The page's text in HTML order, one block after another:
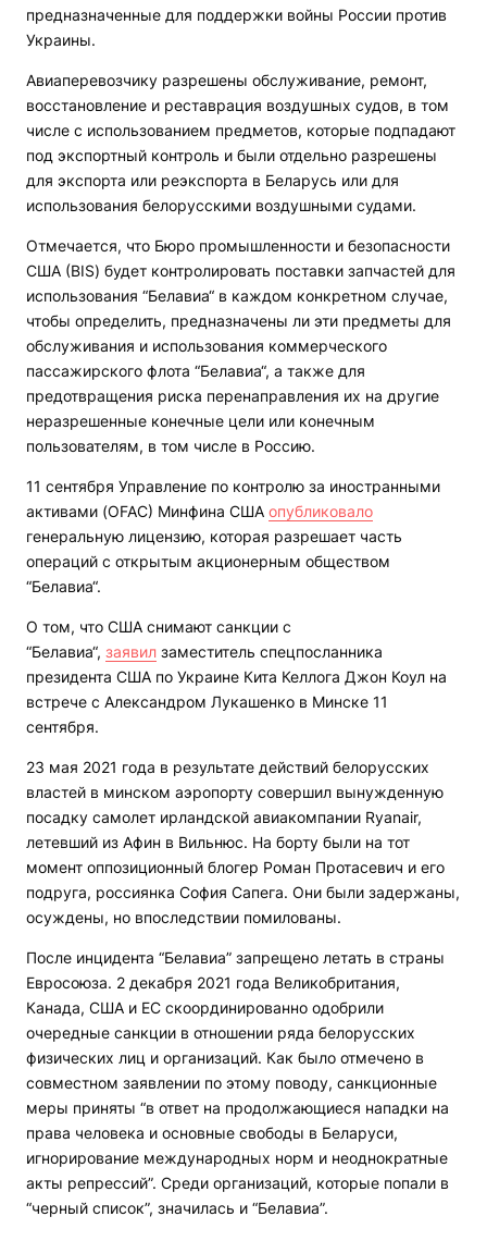
предназначенные для поддержки войны России против
Украины.
Авиаперевозчику разрешены обслуживание, ремонт,
восстановление и реставрация воздушных судов, в том
числе с использованием предметов, которые подпадают
под экспортный контроль и были отдельно разрешены
для экспорта или реэкспорта в Беларусь или для
использования белорусскими воздушными судами.
Отмечается, что Бюро промышленности и безопасности
США (BIS) будет контролировать поставки запчастей для
использования “Белавиа“ в каждом конкретном случае,
чтобы определить, предназначены ли эти предметы для
обслуживания и использования коммерческого
пассажирского флота “Белавиа“, а также для
предотвращения риска перенаправления их на другие
неразрешенные конечные цели или конечным
пользователям, в том числе в Россию.
11 сентября Управление по контролю за иностранными
активами (OFAC) Минфина США опубликовало
генеральную лицензию, которая разрешает часть
операций с открытым акционерным обществом
“Белавиа“.
О том, что США снимают санкции с
“Белавиа“, заявил заместитель спецпосланника
президента США по Украине Кита Келлога Джон Коул на
встрече с Александром Лукашенко в Минске 11
сентября.
23 мая 2021 года в результате действий белорусских
властей в минском аэропорту совершил вынужденную
посадку самолет ирландской авиакомпании Ryanair,
летевший из Афин в Вильнюс. На борту были на тот
момент оппозиционный блогер Роман Протасевич и его
подруга, россиянка София Сапега. Они были задержаны,
осуждены, но впоследствии помилованы.
После инцидента “Белавиа” запрещено летать в страны
Евросоюза. 2 декабря 2021 года Великобритания,
Канада, США и ЕС скоординированно одобрили
очередные санкции в отношении ряда белорусских
физических лиц и организаций. Как было отмечено в
совместном заявлении по этому поводу, санкционные
меры приняты “в ответ на продолжающиеся нападки на
права человека и основные свободы в Беларуси,
игнорирование международных норм и неоднократные
акты репрессий”. Среди организаций, которые попали в
“черный список”, значилась и “Белавиа”.